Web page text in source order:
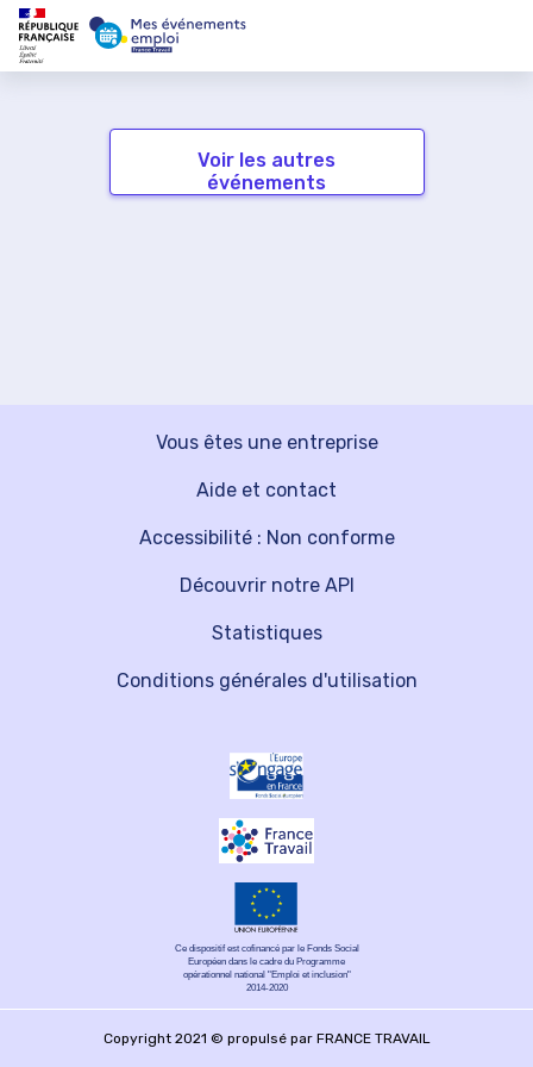
Voir les autres
événements
Vous êtes une entreprise
Découvrir notre API
Aide et contact
Statistiques
Accessibilité : Non conforme
Conditions générales d'utilisation
Ce dispositif est cofinancé par le Fonds Social
Européen dans le cadre du Programme
opérationnel national "Emploi et inclusion"
2014-2020
Copyright 2021 © propulsé par FRANCE TRAVAIL